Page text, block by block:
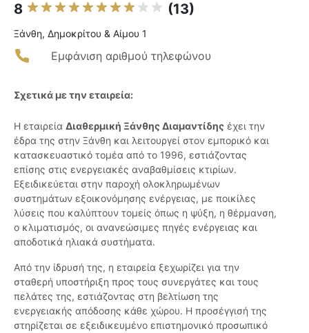
8 (13)
Ξάνθη, Δημοκρίτου & Αίμου 1
Εμφάνιση αριθμού τηλεφώνου
Σχετικά με την εταιρεία:
Η εταιρεία Διαθερμική Ξάνθης Διαμαντίδης έχει την
έδρα της στην Ξάνθη και λειτουργεί στον εμπορικό και
κατασκευαστικό τομέα από το 1996, εστιάζοντας
επίσης στις ενεργειακές αναβαθμίσεις κτιρίων.
Εξειδικεύεται στην παροχή ολοκληρωμένων
συστημάτων εξοικονόμησης ενέργειας, με ποικίλες
λύσεις που καλύπτουν τομείς όπως η ψύξη, η θέρμανση,
ο κλιματισμός, οι ανανεώσιμες πηγές ενέργειας και
αποδοτικά ηλιακά συστήματα.
Από την ίδρυσή της, η εταιρεία ξεχωρίζει για την
σταθερή υποστήριξη προς τους συνεργάτες και τους
πελάτες της, εστιάζοντας στη βελτίωση της
ενεργειακής απόδοσης κάθε χώρου. Η προσέγγισή της
στηρίζεται σε εξειδικευμένο επιστημονικό προσωπικό